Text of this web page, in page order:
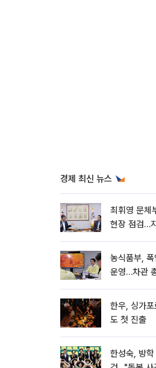
경제 최신 뉴스
최휘영 문체
현장 점검…
농식품부, 폭
운영…차관
한우, 싱가
도 첫 진출
한성숙, 방